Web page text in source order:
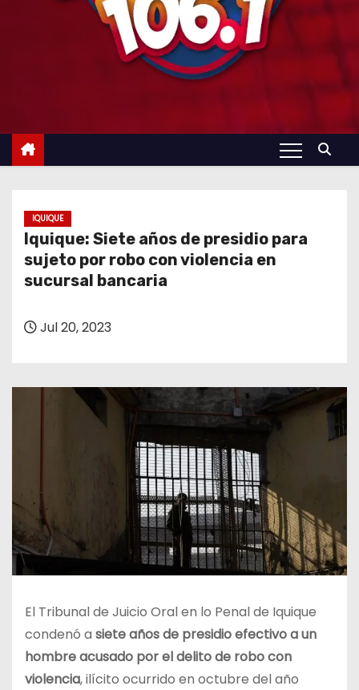
IQUIQUE
Iquique: Siete años de presidio para
sujeto por robo con violencia en
sucursal bancaria
Jul 20, 2023
El Tribunal de Juicio Oral en lo Penal de Iquique
condenó a siete años de presidio efectivo a un
hombre acusado por el delito de robo con
violencia, ilícito ocurrido en octubre del año